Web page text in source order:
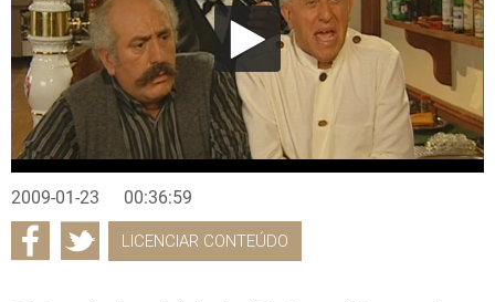
2009-01-23 00:36:59
LICENCIAR CONTEÚDO